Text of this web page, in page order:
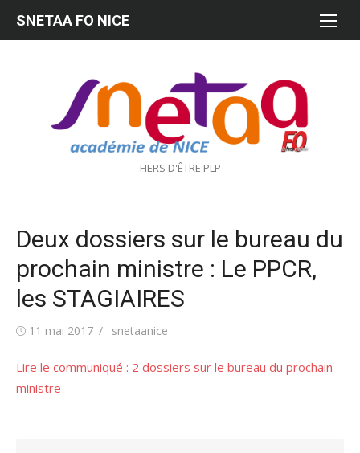
FIERS D'ÊTRE PLP
SNETAA FO NICE
Deux dossiers sur le bureau du
prochain ministre : Le PPCR,
les STAGIAIRES
Publié11 mai 2017 Auteur/autrice
snetaanice
Lire le communiqué : 2 dossiers sur le bureau du prochain
ministre